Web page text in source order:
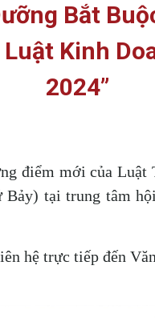
Bắt
Kinh
2024”
điểm mới của
tại trung tâm
hệ trực tiếp đến